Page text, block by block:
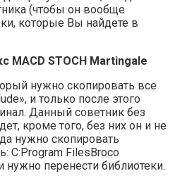
(чтобы он вообще
которые Вы найдете в
MACD STOCH Martingale
нужно скопировать все
и только после этого
Данный советник без
кроме того, без них он и не
нужно скопировать
C:Program FilesBroco
нужно перенести библиотеки.